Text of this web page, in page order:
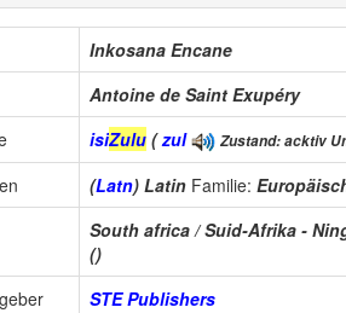
Inkosana Encane
Antoine de Saint Exupéry
isiZulu (zul Zustand: acktiv
(Latn) Latin Familie:
South africa / Suid-Afrika -
()
STE Publishers